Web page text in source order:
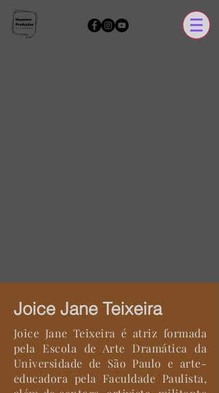
Joice Jane Teixeira
Joice Jane Teixeira é atriz formada
pela Escola de Arte Dramática da
Universidade de São Paulo e arte-
educadora pela Faculdade Paulista,